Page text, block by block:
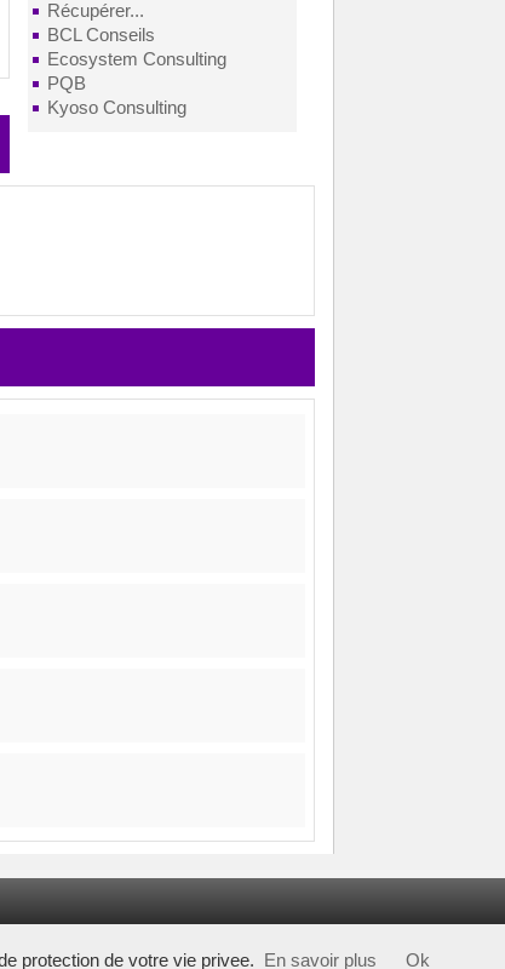
Récupérer...
BCL Conseils
Ecosystem Consulting
PQB
Kyoso Consulting
protection de votre vie privee. En savoir plus Ok